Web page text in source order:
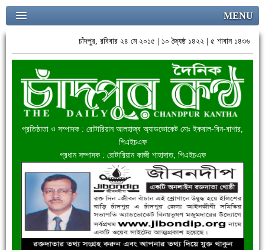
MENU
চাঁদপুর, রবিবার ২৪ মে ২০১৫ | ১০ জ্যৈষ্ঠ ১৪২২ | ৫ শাবান ১৪৩৬
প্রতিষ্ঠাতা ও সম্পাদক : রোটারিয়ান আলহাজ্ব অ্যাডভোকেট মোঃ ইকবাল-বিন-বাশার,
পিএইচএফ
প্রধান সম্পাদক : রোটারিয়ান কাজী শাহাদাত, পিএইচএফ